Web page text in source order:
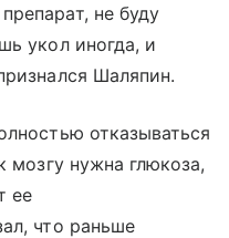
не буду
укол иногда, и
Шаляпин.
отказываться
мозгу нужна глюкоза,
ее
что раньше